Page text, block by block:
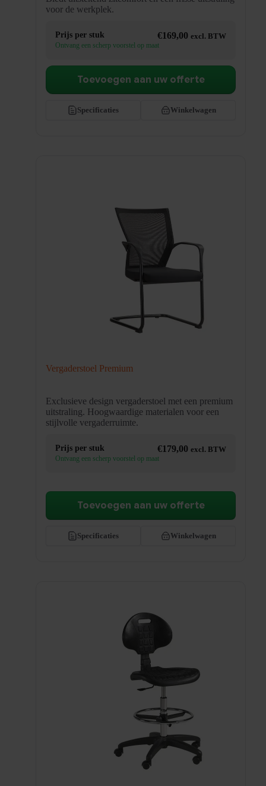
voor de werkplek.
Prijs per stuk €169,00 excl. BTW
Ontvang een scherp voorstel op maat
Specificaties Winkelwagen
Toevoegen aan uw offerte
Vergaderstoel Premium
Exclusieve design vergaderstoel met een premium
uitstraling. Hoogwaardige materialen voor een
stijlvolle vergaderruimte.
Prijs per stuk €179,00 excl. BTW
Ontvang een scherp voorstel op maat
Specificaties Winkelwagen
Toevoegen aan uw offerte